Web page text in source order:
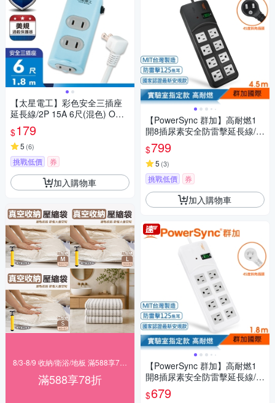
【太星電工】彩色安全三插座
延長線/2P 15A 6尺(混色) OCU
30206
$179
5 (6)
挑戰低價 券
加入購物車
滿588享78折
【PowerSync 群加】高耐燃1
開8插尿素安全防雷擊延長線/黑
色/4.5m(TPS318TN0045)
$799
5 (3)
挑戰低價 券
加入購物車
【PowerSync 群加】高耐燃1
開8插尿素安全防雷擊延長線/1.
8m(TPS318TN9018)
$679